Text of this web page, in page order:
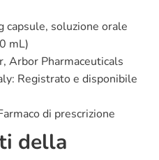
capsule, soluzione orale
mL)
Arbor Pharmaceuticals
Registrato e disponibile
di prescrizione
della